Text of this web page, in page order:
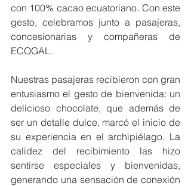
con 100% cacao ecuatoriano. Con este
gesto, celebramos junto a pasajeras,
concesionarias y compañeras de
ECOGAL.
Nuestras pasajeras recibieron con gran
entusiasmo el gesto de bienvenida: un
delicioso chocolate, que además de
ser un detalle dulce, marcó el inicio de
su experiencia en el archipiélago. La
calidez del recibimiento las hizo
sentirse especiales y bienvenidas,
generando una sensación de conexión